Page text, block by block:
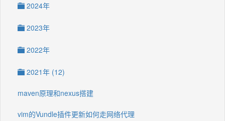
2024年
2023年
2022年
2021年 (12)
maven原理和nexus搭建
vim的Vundle插件更新如何走网络代理